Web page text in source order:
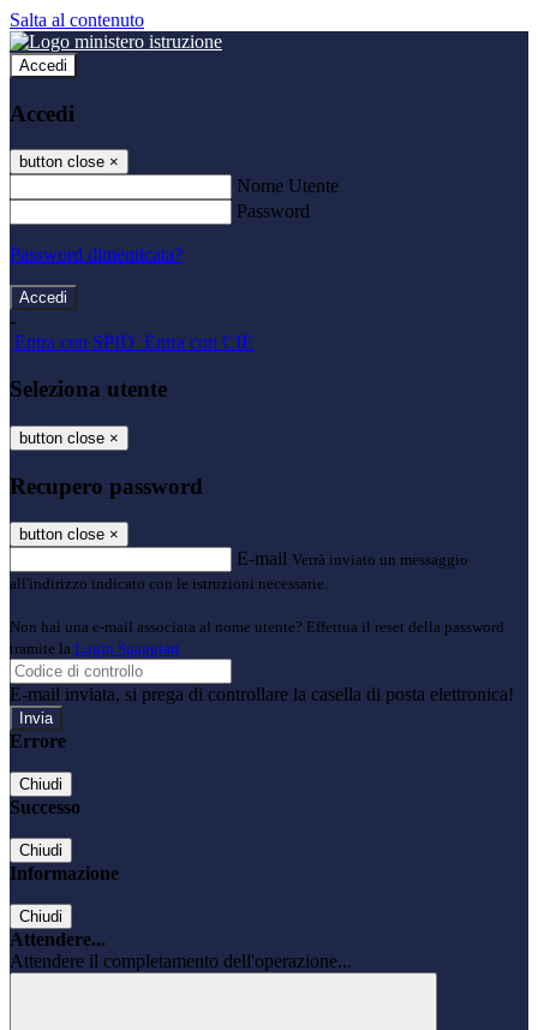
Salta al contenuto
Accedi
Accedi
button close ×
Nome Utente
Password
Password dimenticata?
-
Entra con SPID Entra con CIE
Seleziona utente
button close ×
Recupero password
button close ×
E-mail Verrà inviato un messaggio
all'indirizzo indicato con le istruzioni necessarie.
Non hai una e-mail associata al nome utente? Effettua il reset della password
tramite la Login Spaggiari
E-mail inviata, si prega di controllare la casella di posta elettronica!
Errore
Chiudi
Successo
Chiudi
Informazione
Chiudi
Attendere...
Attendere il completamento dell'operazione...